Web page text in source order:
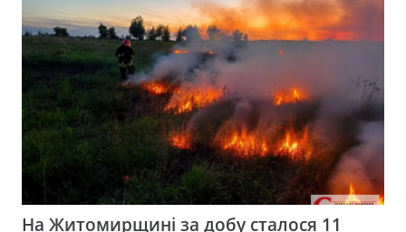
На Житомирщині за добу сталося 11